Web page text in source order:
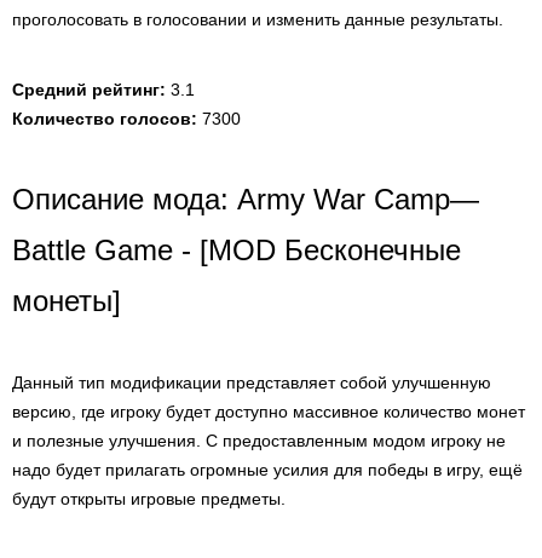
проголосовать в голосовании и изменить данные результаты.
Средний рейтинг: 3.1
Количество голосов: 7300
Описание мода: Army War Camp—
Battle Game - [MOD Бесконечные
монеты]
Данный тип модификации представляет собой улучшенную
версию, где игроку будет доступно массивное количество монет
и полезные улучшения. С предоставленным модом игроку не
надо будет прилагать огромные усилия для победы в игру, ещё
будут открыты игровые предметы.